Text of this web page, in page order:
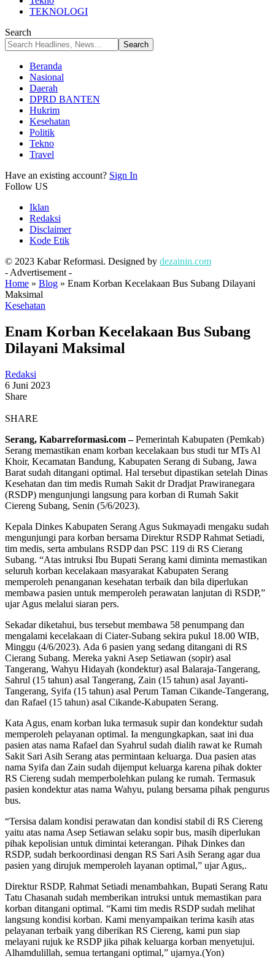
TEKNOLOGI
Search
Beranda
Nasional
Daerah
DPRD BANTEN
Hukrim
Kesehatan
Politik
Tekno
Travel
Have an existing account? Sign In
Follow US
Iklan
Redaksi
Disclaimer
Kode Etik
© 2023 Kabar Reformasi. Designed by dezainin.com
- Advertisement -
Home » Blog » Enam Korban Kecelakaan Bus Subang Dilayani
Maksimal
Kesehatan
Enam Korban Kecelakaan Bus Subang
Dilayani Maksimal
Redaksi
6 Juni 2023
Share
SHARE
Serang, Kabarreformasi.com –Pemerintah Kabupaten (Pemkab)
Serang memastikan enam korban kecelakaan bus studi tur MTs Al
Khoir, Kecamatan Bandung, Kabupaten Serang di Subang, Jawa
Barat sudah ditangani optimal. Hal tersebut dipastikan setelah Dinas
Kesehatan dan tim medis Rumah Sakit dr Dradjat Prawiranegara
(RSDP) mengunjungi langsung para korban di Rumah Sakit
Ciereng Subang, Senin (5/6/2023).
Kepala Dinkes Kabupaten Serang Agus Sukmayadi mengaku sudah
mengunjungi para korban bersama Direktur RSDP Rahmat Setiadi,
tim medis, serta ambulans RSDP dan PSC 119 di RS Cierang
Subang. “Atas intruksi Ibu Bupati Serang kami diminta memastikan
seluruh korban kecelakaan masyarakat Kabupaten Serang
memperoleh penanganan kesehatan terbaik dan bila diperlukan
membawa pasien untuk memperoleh perawatan lanjutan di RSDP,”
ujar Agus melalui siaran pers.
Sekadar diketahui, bus tersebut membawa 58 penumpang dan
mengalami kecelakaan di Ciater-Subang sekira pukul 18.00 WIB,
Minggu (4/6/2023). Ada 6 pasien yang sedang ditangani di RS
Cierang Subang. Mereka yakni Asep Setiawan (sopir) asal
Tangerang, Wahyu Hidayah (kondektur) asal Balaraja-Tangerang,
Sahrul (15 tahun) asal Tangerang, Zain (15 tahun) asal Jayanti-
Tangerang, Syifa (15 tahun) asal Perum Taman Cikande-Tangerang,
dan Rafael (15 tahun) asal Cikande-Kabupaten Serang.
Kata Agus, enam korban luka termasuk supir dan kondektur sudah
memperoleh pelayanan optimal. Ia mengungkapkan, saat ini dua
pasien atas nama Rafael dan Syahrul sudah dialih rawat ke Rumah
Sakit Sari Asih Serang atas permintaan keluarga. Dua pasien atas
nama Syifa dan Zain sudah dijemput keluarga karena pihak dokter
RS Ciereng sudah memperbolehkan pulang ke rumah. Termasuk
pasien kondektur atas nama Wahyu, pulang bersama pihak pengurus
bus.
“Tersisa dalam kondisi perawatan dan kondisi stabil di RS Ciereng
yaitu atas nama Asep Setiawan selaku sopir bus, masih diperlukan
pihak kepolisian untuk dimintai keterangan. Pihak Dinkes dan
RSDP, sudah berkoordinasi dengan RS Sari Asih Serang agar dua
pasien yang dirujuk memperoleh layanan optimal,” ujar Agus,.
Direktur RSDP, Rahmat Setiadi menambahkan, Bupati Serang Ratu
Tatu Chasanah sudah memberikan intruksi untuk memastikan para
korban ditangani optimal. “Kami tim medis RSDP sudah melihat
langsung kondisi korban. Kami menyampaikan terima kasih atas
pelayanan terbaik yang diberikan RS Ciereng, kami pun siap
melayani rujuk ke RSDP jika pihak keluarga korban menyetujui.
Alhamdulillah, semua tertangani optimal,” ujarnya.(Yon)